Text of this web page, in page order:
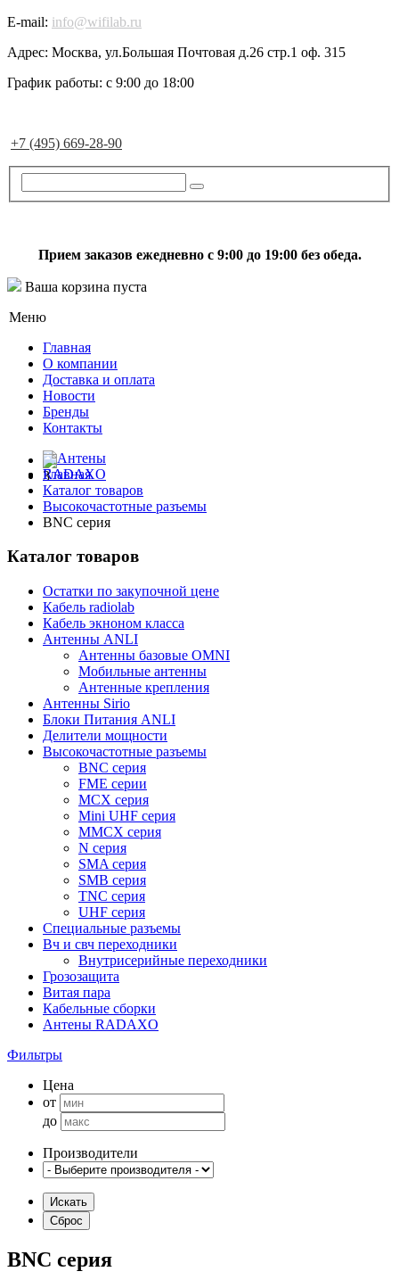
E-mail: info@wifilab.ru
Адрес: Москва, ул.Большая Почтовая д.26 стр.1 оф. 315
График работы: с 9:00 до 18:00
+7 (495) 669-28-90
Прием заказов ежедневно с 9:00 до 19:00 без обеда.
Ваша корзина пуста
Меню
Главная
О компании
Доставка и оплата
Новости
Бренды
Контакты
Главная
Каталог товаров
Высокочастотные разъемы
BNC серия
Каталог товаров
Остатки по закупочной цене
Кабель radiolab
Кабель экноном класса
Антенны ANLI
Антенны базовые OMNI
Мобильные антенны
Антенные крепления
Антенны Sirio
Блоки Питания ANLI
Делители мощности
Высокочастотные разъемы
BNC серия
FME серии
MCX серия
Mini UHF серия
MMCX серия
N серия
SMA серия
SMB серия
TNC серия
UHF серия
Специальные разъемы
Вч и свч переходники
Внутрисерийные переходники
Грозозащита
Витая пара
Кабельные сборки
Антены RADAXO
Фильтры
Цена
от
до
Производители
BNC серия